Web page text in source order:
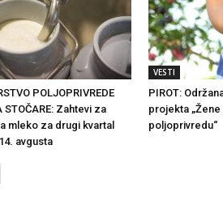
POLJOPRIVREDE
STOČARE: Zahtevi za
mleko za drugi kvartal
avgusta
VESTI
PIROT:
projekta
poljoprivredu“